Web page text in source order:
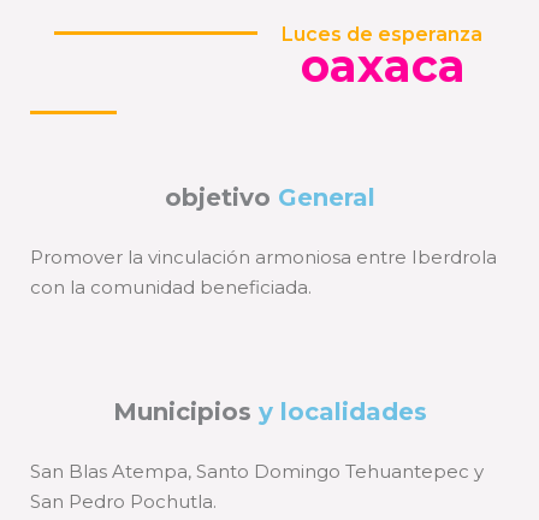
Luces de esperanza
oaxaca
objetivo General
Promover la vinculación armoniosa entre Iberdrola
con la comunidad beneficiada.
Municipios y localidades
San Blas Atempa, Santo Domingo Tehuantepec y
San Pedro Pochutla.